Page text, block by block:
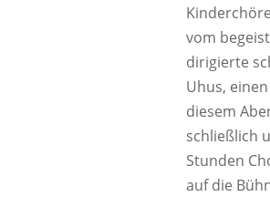
vom
dirigierte
Uhus,
diesem
schließlich
Stunden
auf die